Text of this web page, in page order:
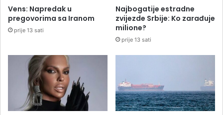
Vens: Napredak u
pregovorima sa Iranom
prije 13 sati
Najbogatije estradne
zvijezde Srbije: Ko zarađuje
milione?
prije 13 sati